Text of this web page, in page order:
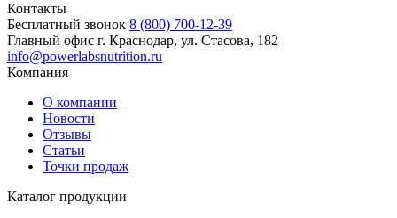
Контакты
Бесплатный звонок 8 (800) 700-12-39
Главный офис г. Краснодар, ул. Стасова, 182
info@powerlabsnutrition.ru
Компания
О компании
Новости
Отзывы
Статьи
Точки продаж
Каталог продукции